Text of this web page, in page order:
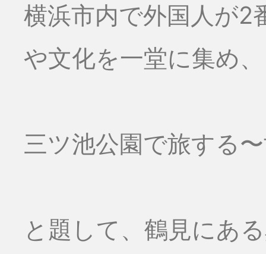
横浜市内で外国人が2
や文化を一堂に集め、
三ツ池公園で旅する
と題して、鶴見にあ